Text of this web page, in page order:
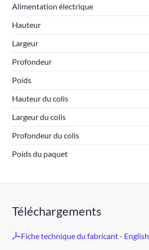
Alimentation électrique
Hauteur
Largeur
Profondeur
Poids
Hauteur du colis
Largeur du colis
Profondeur du colis
Poids du paquet
Téléchargements
Fiche technique du fabricant - English